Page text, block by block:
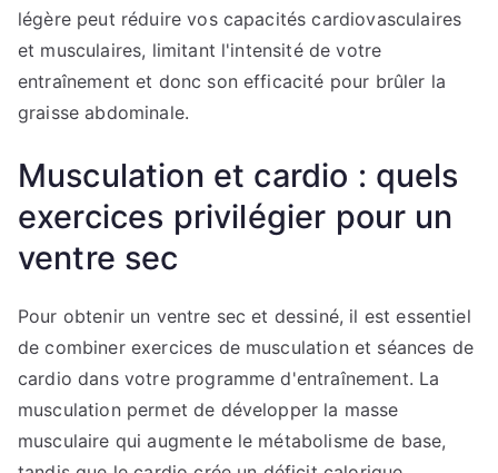
légère peut réduire vos capacités cardiovasculaires
et musculaires, limitant l'intensité de votre
entraînement et donc son efficacité pour brûler la
graisse abdominale.
Musculation et cardio : quels
exercices privilégier pour un
ventre sec
Pour obtenir un ventre sec et dessiné, il est essentiel
de combiner exercices de musculation et séances de
cardio dans votre programme d'entraînement. La
musculation permet de développer la masse
musculaire qui augmente le métabolisme de base,